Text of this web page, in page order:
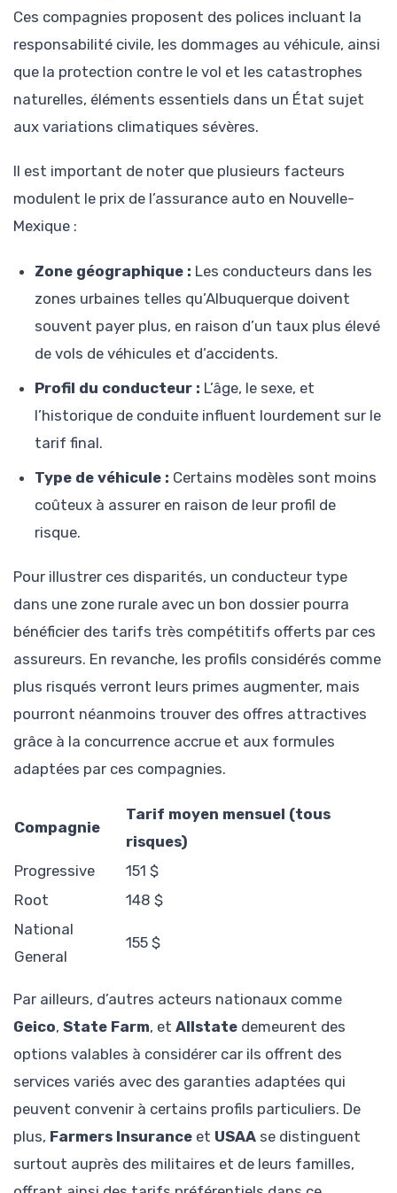
Ces compagnies proposent des polices incluant la
responsabilité civile, les dommages au véhicule, ainsi
que la protection contre le vol et les catastrophes
naturelles, éléments essentiels dans un État sujet
aux variations climatiques sévères.
Il est important de noter que plusieurs facteurs
modulent le prix de l’assurance auto en Nouvelle-
Mexique :
Zone géographique : Les conducteurs dans les
zones urbaines telles qu’Albuquerque doivent
souvent payer plus, en raison d’un taux plus élevé
de vols de véhicules et d’accidents.
Profil du conducteur : L’âge, le sexe, et
l’historique de conduite influent lourdement sur le
tarif final.
Type de véhicule : Certains modèles sont moins
coûteux à assurer en raison de leur profil de
risque.
Pour illustrer ces disparités, un conducteur type
dans une zone rurale avec un bon dossier pourra
bénéficier des tarifs très compétitifs offerts par ces
assureurs. En revanche, les profils considérés comme
plus risqués verront leurs primes augmenter, mais
pourront néanmoins trouver des offres attractives
grâce à la concurrence accrue et aux formules
adaptées par ces compagnies.
Compagnie
Tarif moyen mensuel (tous
risques)
Progressive
151 $
Root
148 $
National
General
155 $
Par ailleurs, d’autres acteurs nationaux comme
Geico, State Farm, et Allstate demeurent des
options valables à considérer car ils offrent des
services variés avec des garanties adaptées qui
peuvent convenir à certains profils particuliers. De
plus, Farmers Insurance et USAA se distinguent
surtout auprès des militaires et de leurs familles,